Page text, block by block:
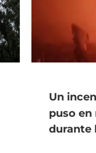
Un
puso en
durante